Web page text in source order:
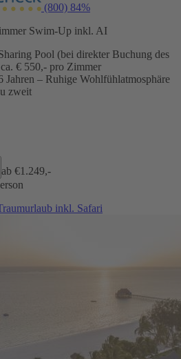
(800) 84%
Swim-Up inkl. AI
Pool (bei direkter Buchung des
€ 550,- pro Zimmer
– Ruhige Wohlfühlatmosphäre
zweit
ab €1.249,-
inkl. Safari